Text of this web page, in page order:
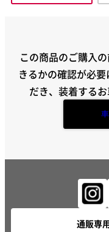
この商品のご購入
きるかの確認が必要
だき、装着する
通販専